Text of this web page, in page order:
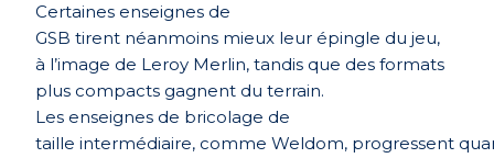
Certaines enseignes de
GSB tirent néanmoins mieux leur épingle du jeu,
à l’image de Leroy Merlin, tandis que des formats
plus compacts gagnent du terrain.
Les enseignes de bricolage de
taille intermédiaire, comme Weldom, progressent